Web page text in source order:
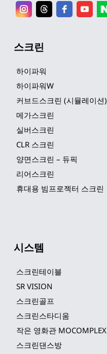
스크린
하이파워
하이파워W
커브드스크린 (시뮬레이션)
메가스크린
실버스크린
CLR 스크린
양면스크린 – 듀픽
리어스크린
휴대용 빔프로젝터 스크린
시스템
스크린테이블
SR VISION
스크린골프
스크린스타디움
작은 영화관 MOCOMPLEX
스크린댄스방